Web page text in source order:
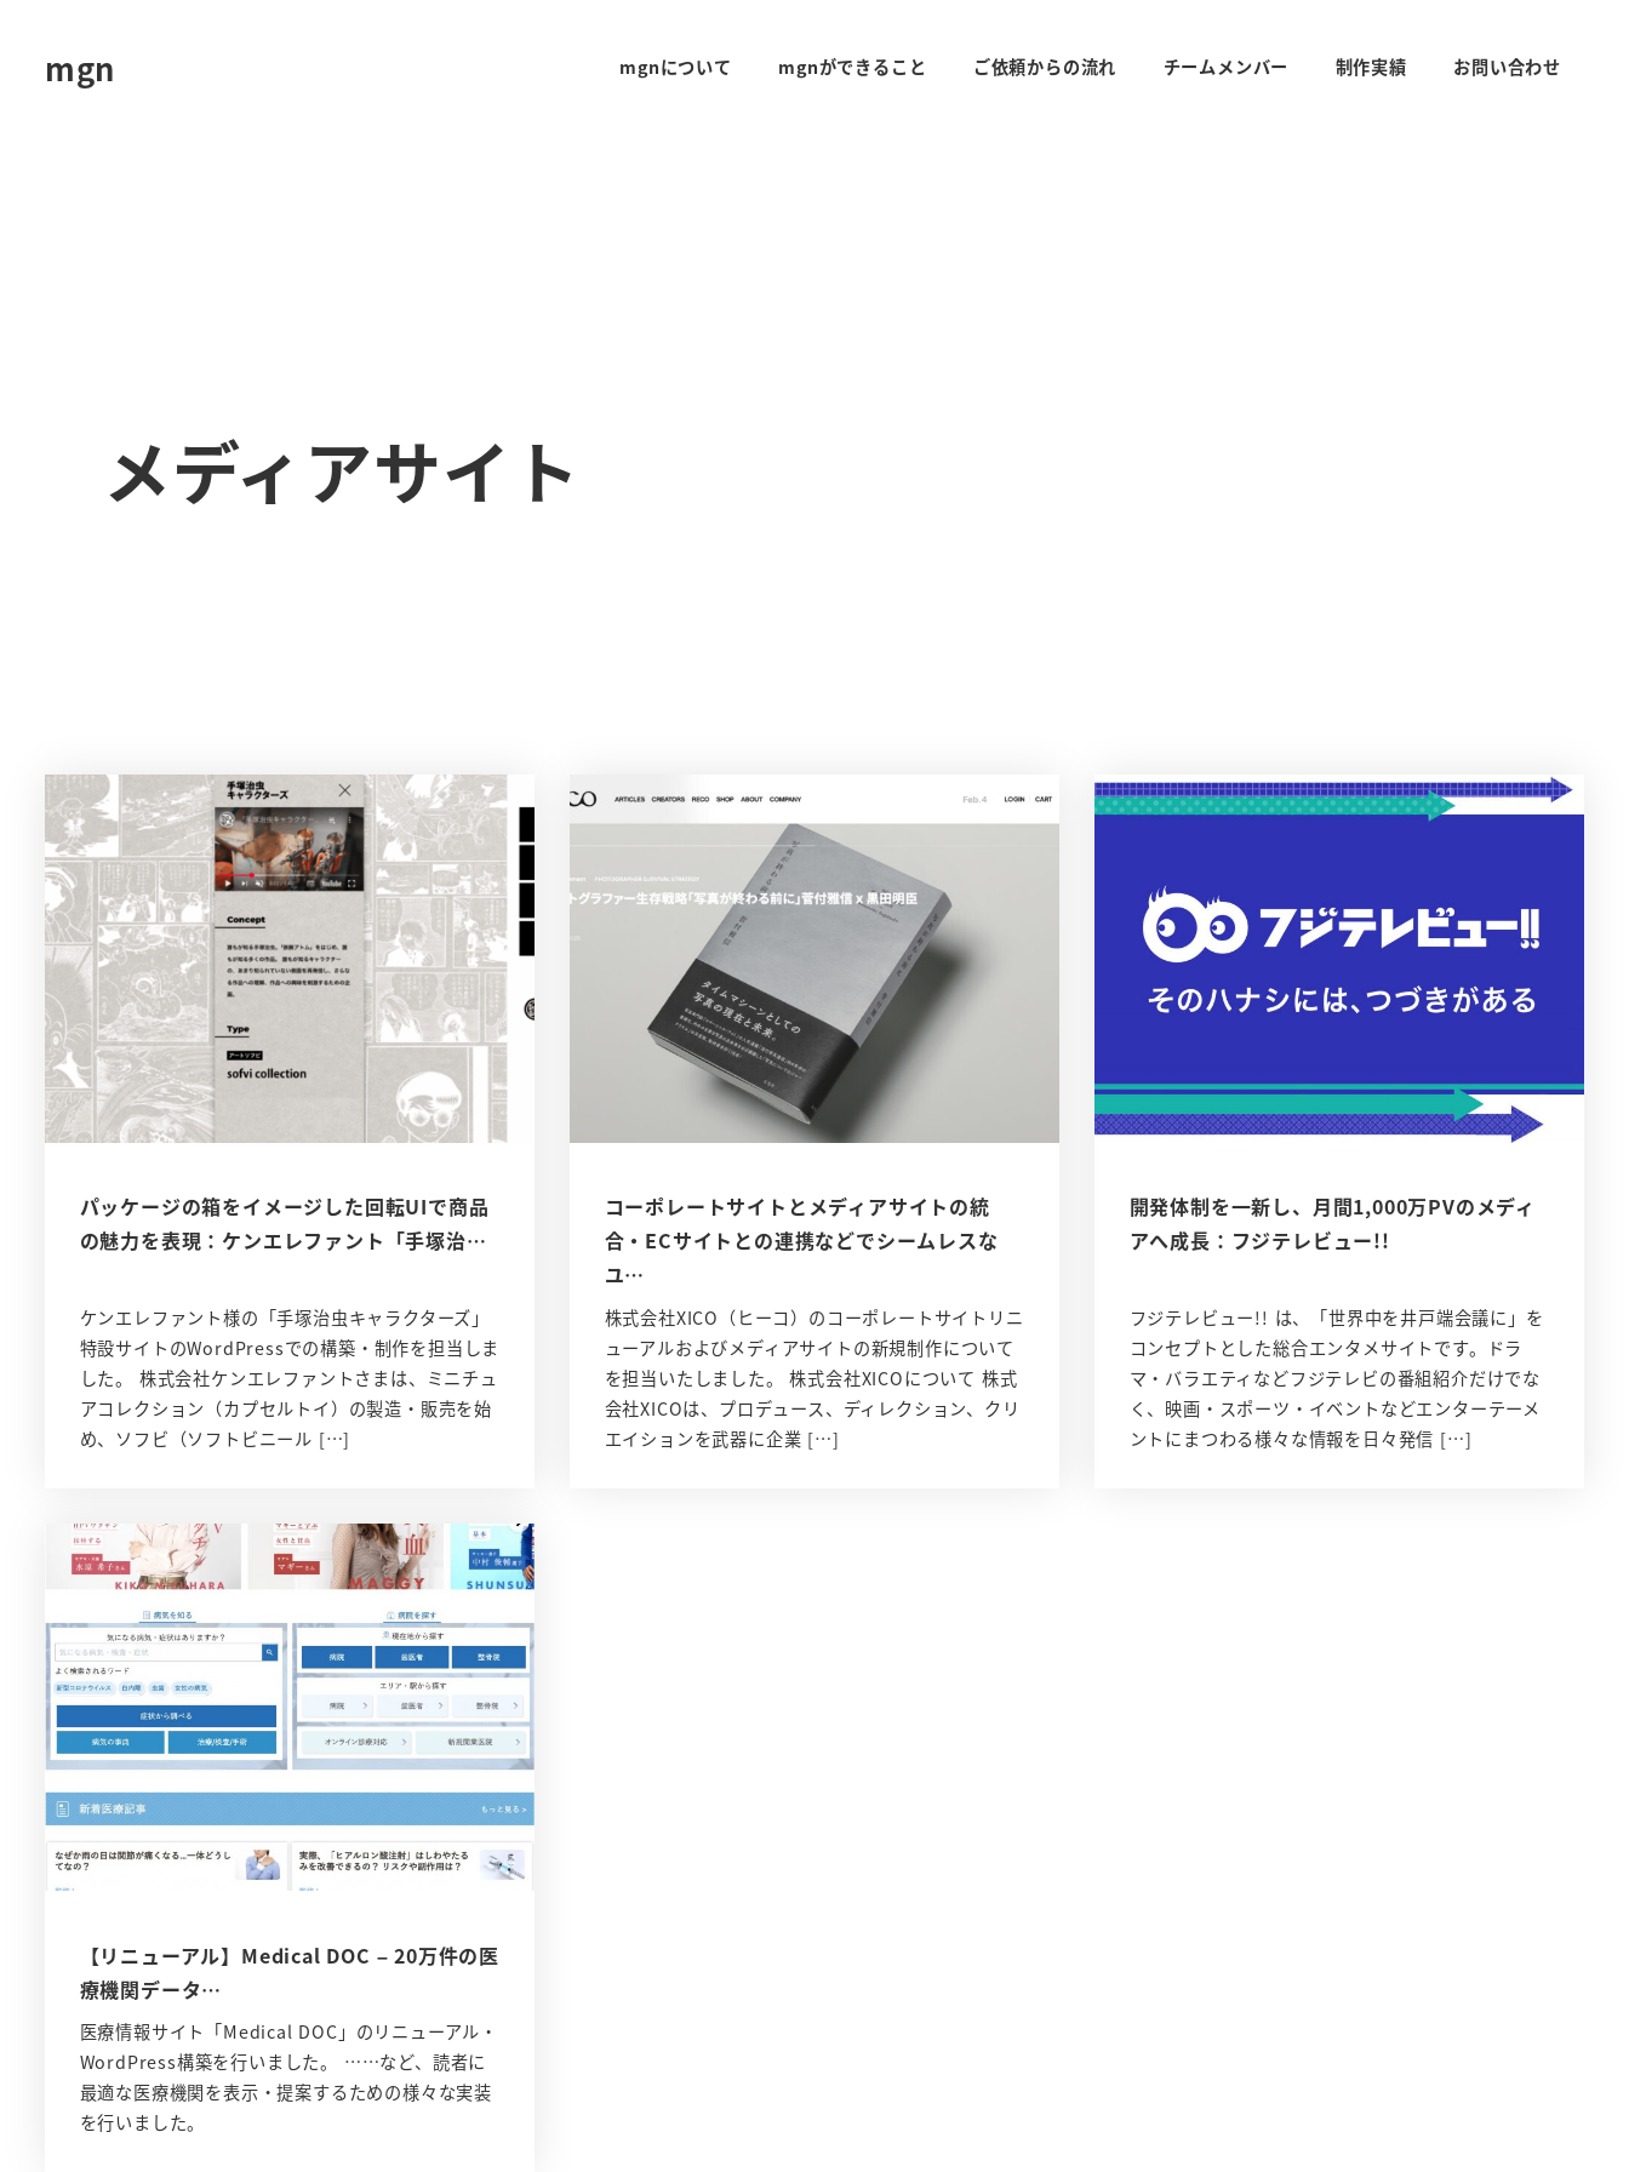
mgn mgnについて mgnができること ご依頼からの流れ チームメンバー 制作実績 お問い合わせ
メディアサイト
パッケージの箱をイメージした回転UIで商品
の魅力を表現：ケンエレファント「手塚治…
ケンエレファント様の「手塚治虫キャラクターズ」
特設サイトのWordPressでの構築・制作を担当しま
した。 株式会社ケンエレファントさまは、ミニチュ
アコレクション（カプセルトイ）の製造・販売を始
め、ソフビ（ソフトビニール […]
コーポレートサイトとメディアサイトの統
合・ECサイトとの連携などでシームレスな
ユ…
株式会社XICO（ヒーコ）のコーポレートサイトリニ
ューアルおよびメディアサイトの新規制作について
を担当いたしました。 株式会社XICOについて 株式
会社XICOは、プロデュース、ディレクション、クリ
エイションを武器に企業 […]
開発体制を一新し、月間1,000万PVのメディ
アへ成長：フジテレビュー!!
フジテレビュー!! は、「世界中を井戸端会議に」を
コンセプトとした総合エンタメサイトです。ドラ
マ・バラエティなどフジテレビの番組紹介だけでな
く、映画・スポーツ・イベントなどエンターテーメ
ントにまつわる様々な情報を日々発信 […]
【リニューアル】Medical DOC – 20万件の医
療機関データ…
医療情報サイト「Medical DOC」のリニューアル・
WordPress構築を行いました。 ……など、読者に
最適な医療機関を表示・提案するための様々な実装
を行いました。